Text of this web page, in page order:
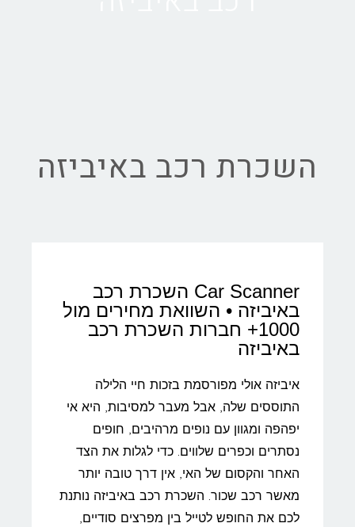
השכרת רכב באיביזה
Car Scanner השכרת רכב
באיביזה • השוואת מחירים מול
1000+ חברות השכרת רכב
באיביזה
איביזה אולי מפורסמת בזכות חיי הלילה
התוססים שלה, אבל מעבר למסיבות, היא אי
יפהפה ומגוון עם נופים מרהיבים, חופים
נסתרים וכפרים שלווים. כדי לגלות את הצד
האחר והקסום של האי, אין דרך טובה יותר
מאשר רכב שכור. השכרת רכב באיביזה נותנת
לכם את החופש לטייל בין מפרצים סודיים,